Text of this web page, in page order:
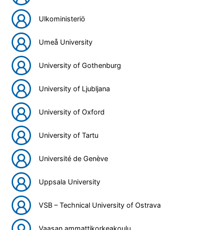
Ulkoministeriö
Umeå University
University of Gothenburg
University of Ljubljana
University of Oxford
University of Tartu
Université de Genève
Uppsala University
VSB – Technical University of Ostrava
Vaasan ammattikorkeakoulu